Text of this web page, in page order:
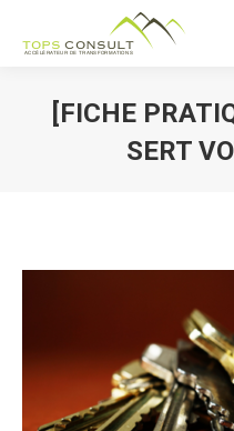
[FICHE
SERT